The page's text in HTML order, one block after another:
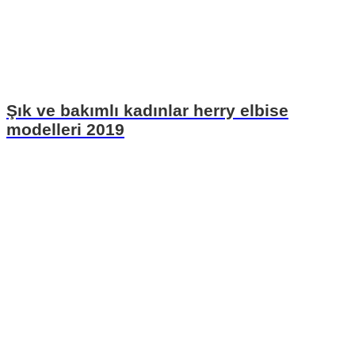
Şık ve bakımlı kadınlar herry elbise
modelleri 2019